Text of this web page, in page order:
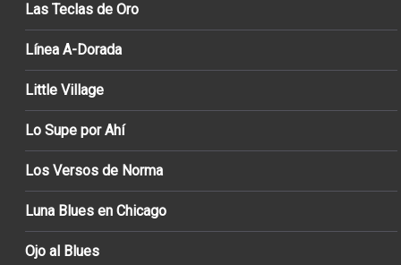
Las Teclas de Oro
Línea A-Dorada
Little Village
Lo Supe por Ahí
Los Versos de Norma
Luna Blues en Chicago
Ojo al Blues